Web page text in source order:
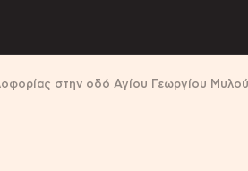
στην οδό Αγίου Γεωργίου